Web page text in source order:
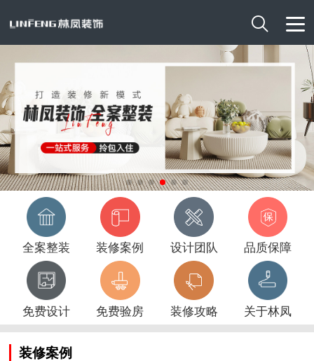

全案整装 装修案例 设计团队 品质保障
免费设计 免费验房 装修攻略 关于林凤
装修案例